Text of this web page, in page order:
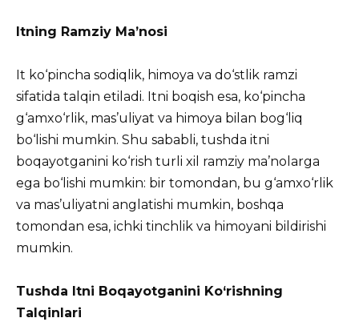
Itning Ramziy Ma’nosi
It ko‘pincha sodiqlik, himoya va do‘stlik ramzi
sifatida talqin etiladi. Itni boqish esa, ko‘pincha
g‘amxo‘rlik, mas’uliyat va himoya bilan bog‘liq
bo‘lishi mumkin. Shu sababli, tushda itni
boqayotganini ko‘rish turli xil ramziy ma’nolarga
ega bo‘lishi mumkin: bir tomondan, bu g‘amxo‘rlik
va mas’uliyatni anglatishi mumkin, boshqa
tomondan esa, ichki tinchlik va himoyani bildirishi
mumkin.
Tushda Itni Boqayotganini Ko‘rishning
Talqinlari